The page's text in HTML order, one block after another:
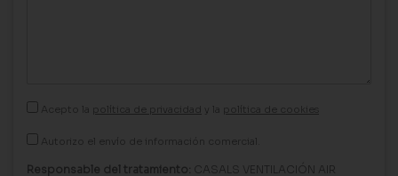
Acepto la política de privacidad y la política de cookies
Autorizo el envío de información comercial.
Responsable del tratamiento: CASALS VENTILACIÓN AIR